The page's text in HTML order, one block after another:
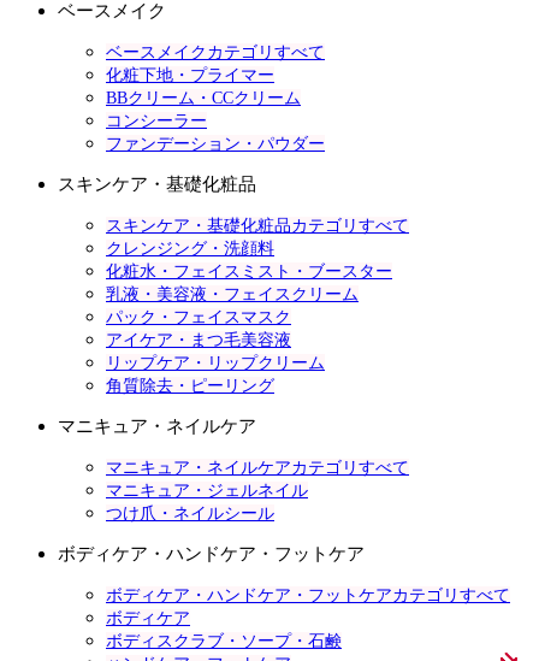
ベースメイク
ベースメイクカテゴリすべて
化粧下地・プライマー
BBクリーム・CCクリーム
コンシーラー
ファンデーション・パウダー
スキンケア・基礎化粧品
スキンケア・基礎化粧品カテゴリすべて
クレンジング・洗顔料
化粧水・フェイスミスト・ブースター
乳液・美容液・フェイスクリーム
パック・フェイスマスク
アイケア・まつ毛美容液
リップケア・リップクリーム
角質除去・ピーリング
マニキュア・ネイルケア
マニキュア・ネイルケアカテゴリすべて
マニキュア・ジェルネイル
つけ爪・ネイルシール
ボディケア・ハンドケア・フットケア
ボディケア・ハンドケア・フットケアカテゴリすべて
ボディケア
ボディスクラブ・ソープ・石鹸